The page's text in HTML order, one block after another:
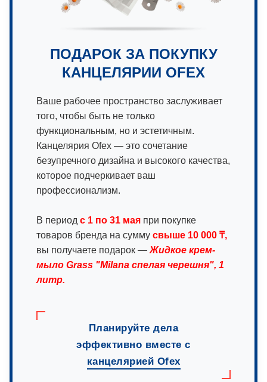
ПОДАРОК ЗА ПОКУПКУ
КАНЦЕЛЯРИИ OFEX
Ваше рабочее пространство заслуживает
того, чтобы быть не только
функциональным, но и эстетичным.
Канцелярия Ofex — это сочетание
безупречного дизайна и высокого качества,
которое подчеркивает ваш
профессионализм.
В период с 1 по 31 мая при покупке
товаров бренда на сумму свыше 10 000 ₸,
вы получаете подарок — Жидкое крем-
мыло Grass "Milana спелая черешня", 1
литр.
Планируйте дела
эффективно вместе с
канцелярией Ofex